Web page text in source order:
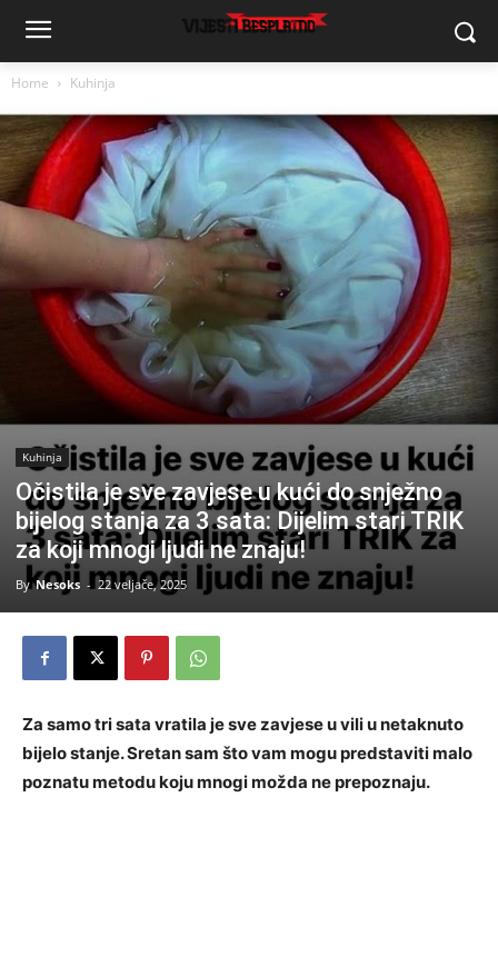
Home Kuhinja
Kuhinja
Očistila je sve zavjese u kući do snježno
bijelog stanja za 3 sata: Dijelim stari TRIK
za koji mnogi ljudi ne znaju!
By Nesoks - 22 veljače, 2025
Za samo tri sata vratila je sve zavjese u vili u netaknuto
bijelo stanje. Sretan sam što vam mogu predstaviti malo
poznatu metodu koju mnogi možda ne prepoznaju.